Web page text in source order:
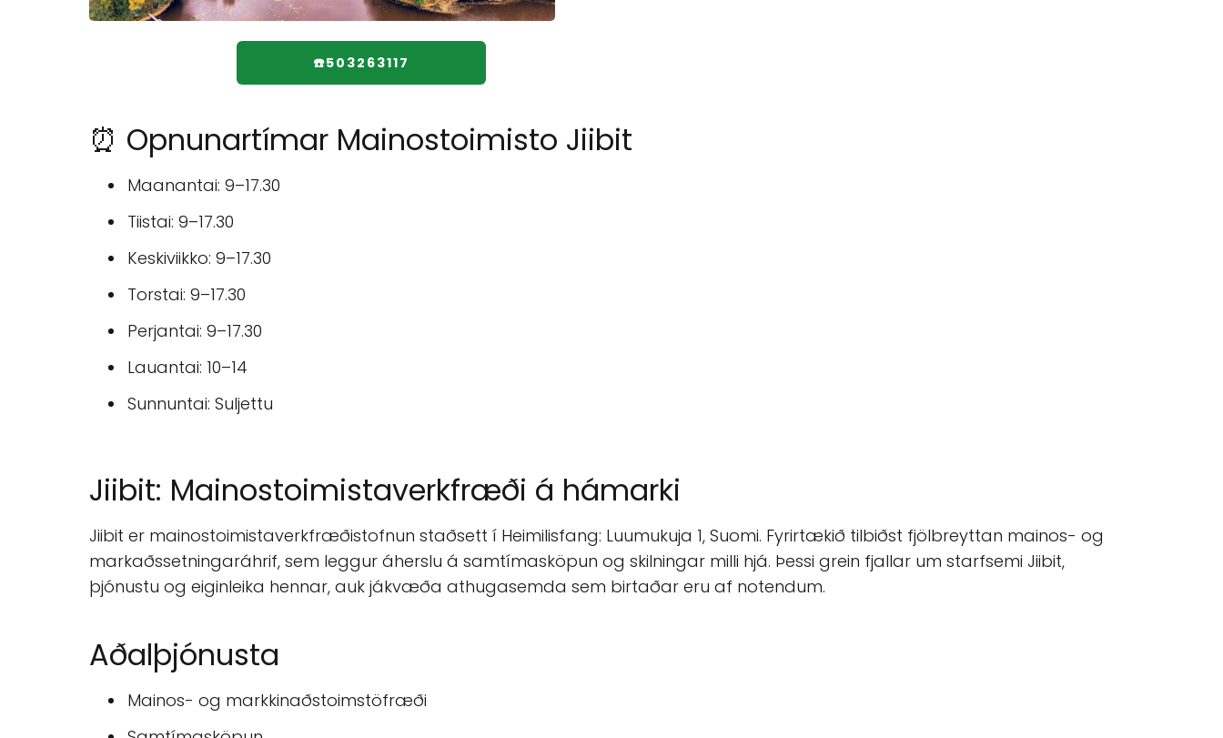
☎️503263117
⏰ Opnunartímar Mainostoimisto Jiibit
Maanantai: 9–17.30
Tiistai: 9–17.30
Keskiviikko: 9–17.30
Torstai: 9–17.30
Perjantai: 9–17.30
Lauantai: 10–14
Sunnuntai: Suljettu
Jiibit: Mainostoimistaverkfræði á hámarki
Jiibit er mainostoimistaverkfræðistofnun staðsett í Heimilisfang: Luumukuja 1, Suomi. Fyrirtækið tilbiðst fjölbreyttan mainos- og
markaðssetningaráhrif, sem leggur áherslu á samtímasköpun og skilningar milli hjá. Þessi grein fjallar um starfsemi Jiibit,
þjónustu og eiginleika hennar, auk jákvæða athugasemda sem birtaðar eru af notendum.
Aðalþjónusta
Mainos- og markkinaðstoimstöfræði